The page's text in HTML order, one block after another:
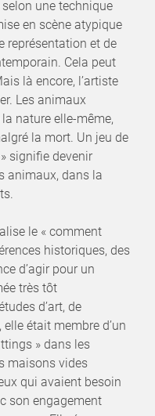
une technique
en scène atypique
représentation et de
Cela peut
là encore, l’artiste
Les animaux
nature elle-même,
la mort. Un jeu de
signifie devenir
animaux, dans la
le « comment
historiques, des
d’agir pour un
très tôt
d’art, de
était membre d’un
» dans les
maisons vides
qui avaient besoin
son engagement